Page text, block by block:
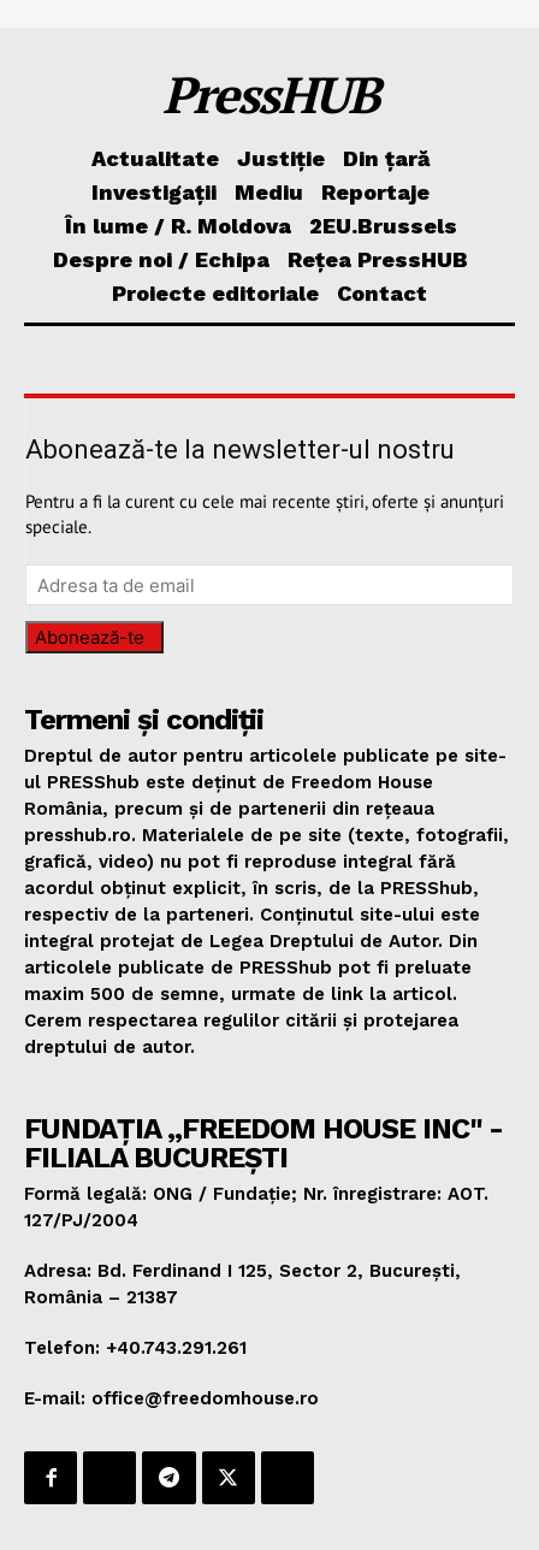
PressHUB
Actualitate Justiție
Din țară
Investigații
Mediu
Reportaje
În lume / R. Moldova
2EU.Brussels
Despre noi / Echipa
Rețea PressHUB
Proiecte editoriale
Contact
Abonează-te la newsletter-ul nostru
Pentru a fi la curent cu cele mai recente știri, oferte și anunțuri
speciale.
Abonează-te
Termeni și condiții
Dreptul de autor pentru articolele publicate pe site-
ul PRESShub este deținut de Freedom House
România, precum și de partenerii din rețeaua
presshub.ro. Materialele de pe site (texte, fotografii,
grafică, video) nu pot fi reproduse integral fără
acordul obținut explicit, în scris, de la PRESShub,
respectiv de la parteneri. Conținutul site-ului este
integral protejat de Legea Dreptului de Autor. Din
articolele publicate de PRESShub pot fi preluate
maxim 500 de semne, urmate de link la articol.
Cerem respectarea regulilor citării și protejarea
dreptului de autor.
FUNDAȚIA „FREEDOM HOUSE INC" -
FILIALA BUCUREȘTI
Formă legală: ONG / Fundație; Nr. înregistrare: AOT.
127/PJ/2004
Adresa: Bd. Ferdinand I 125, Sector 2, București,
România – 21387
Telefon: +40.743.291.261
E-mail: office@freedomhouse.ro